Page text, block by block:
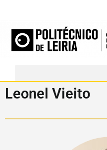
Leonel Vieito